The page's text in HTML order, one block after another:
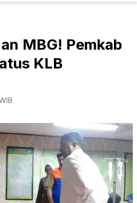
MBG! Pemkab
KLB